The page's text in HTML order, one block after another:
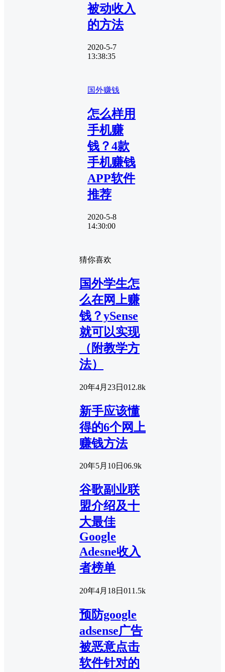
被动收入
的方法
2020-5-7
13:38:35
国外赚钱
怎么样用
手机赚
钱？4款
手机赚钱
APP软件
推荐
2020-5-8
14:30:00
猜你喜欢
国外学生怎
么在网上赚
钱？ySense
就可以实现
（附教学方
法）
20年4月23日 012.8k
新手应该懂
得的6个网上
赚钱方法
20年5月10日 06.9k
谷歌副业联
盟介绍及十
大最佳
Google
Adesne收入
者榜单
20年4月18日 011.5k
预防google
adsense广告
被恶意点击
软件针对的